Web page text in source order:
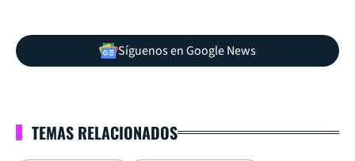
Síguenos en Google News
TEMAS RELACIONADOS